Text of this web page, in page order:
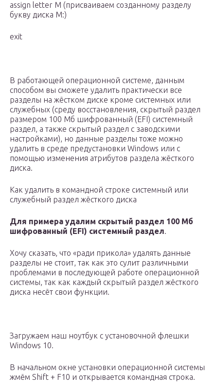
assign letter M (присваиваем созданному разделу
букву диска M:)
exit
В работающей операционной системе, данным
способом вы сможете удалить практически все
разделы на жёстком диске кроме системных или
служебных (среду восстановления, скрытый раздел
размером 100 Мб шифрованный (EFI) системный
раздел, а также скрытый раздел с заводскими
настройками), но данные разделы тоже можно
удалить в среде предустановки Windows или с
помощью изменения атрибутов раздела жёсткого
диска.
Как удалить в командной строке системный или
служебный раздел жёсткого диска
Для примера удалим скрытый раздел 100 Мб
шифрованный (EFI) системный раздел.
Хочу сказать, что «ради прикола» удалять данные
разделы не стоит, так как это сулит различными
проблемами в последующей работе операционной
системы, так как каждый скрытый раздел жёсткого
диска несёт свои функции.
Загружаем наш ноутбук с установочной флешки
Windows 10.
В начальном окне установки операционной системы
жмём Shift + F10 и открывается командная строка.